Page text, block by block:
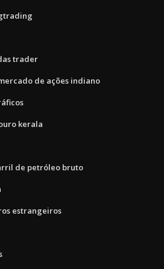
trader
de ações indiano
kerala
de petróleo bruto
estrangeiros